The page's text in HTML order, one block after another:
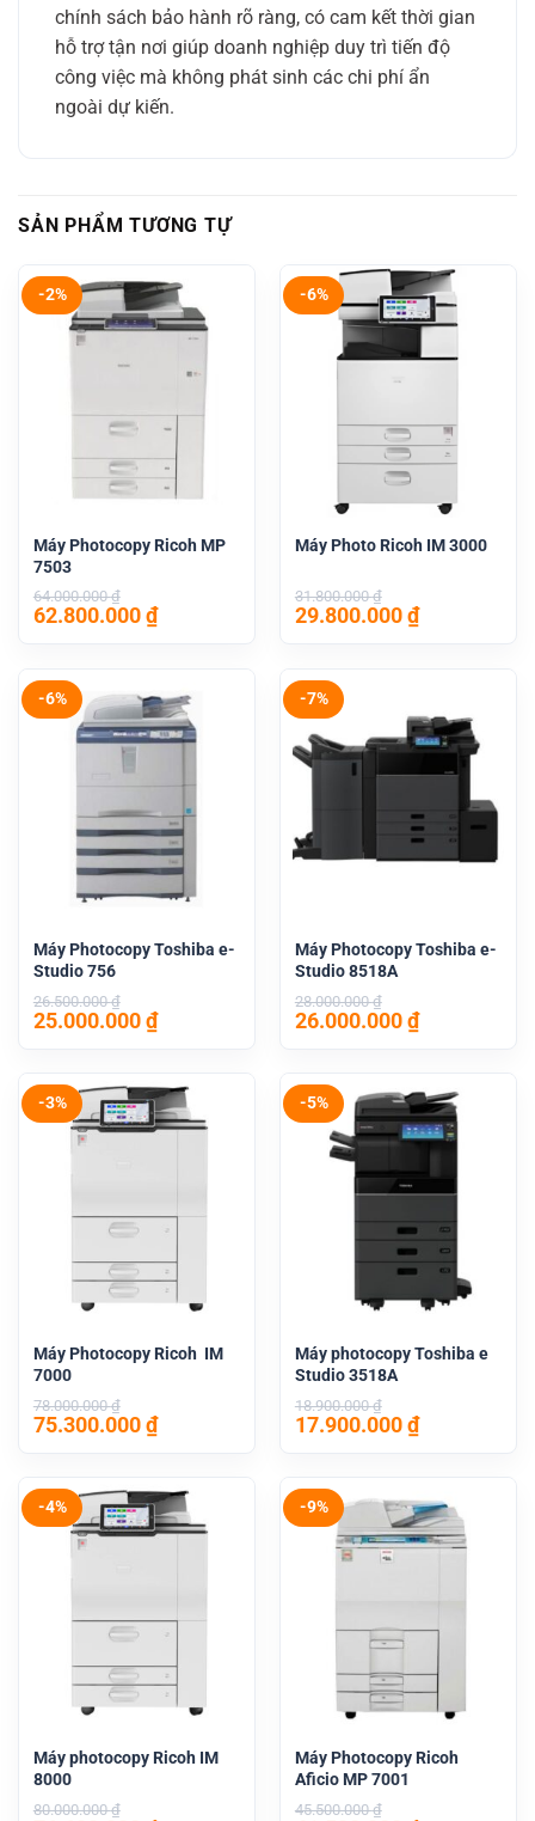
chính sách bảo hành rõ ràng, có cam kết thời gian
hỗ trợ tận nơi giúp doanh nghiệp duy trì tiến độ
công việc mà không phát sinh các chi phí ẩn
ngoài dự kiến.
SẢN PHẨM TƯƠNG TỰ
-2%
Máy Photocopy Ricoh MP
7503
64.000.000₫
Giá
64.000.000 ₫.
62.800.000₫Giá
hiện
62.800.000 ₫.
-6%
Máy Photo Ricoh IM 3000
31.800.000₫
Giá
31.800.000 ₫.
29.800.000₫Giá
hiện
-6%
Máy Photocopy Toshiba e-
Studio 756
26.500.000₫
Giá
26.500.000 ₫.
25.000.000₫Giá
hiện
là:
25.000.000 ₫.
-7%
Máy Photocopy Toshiba e-
Studio 8518A
28.000.000₫
Giá
28.000.000 ₫.
26.000.000₫Giá
hiện
26.000.000
-3%
Máy Photocopy Ricoh IM
7000
78.000.000₫
Giá
78.000.000 ₫.
75.300.000₫Giá
hiện
là:
75.300.000 ₫.
-5%
Máy photocopy Toshiba e
Studio 3518A
18.900.000₫
Giá
18.900.000 ₫.
17.900.000₫Giá
hiện
17.900.000
-4%
Máy photocopy Ricoh IM
8000
80.000.000₫
-9%
Máy Photocopy Ricoh
Aficio MP 7001
45.500.000₫